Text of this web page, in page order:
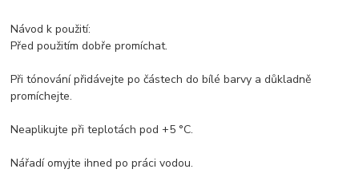
Návod k použití:
Před použitím dobře promíchat.
Při tónování přidávejte po částech do bílé barvy a důkladně
promíchejte.
Neaplikujte při teplotách pod +5 °C.
Nářadí omyjte ihned po práci vodou.